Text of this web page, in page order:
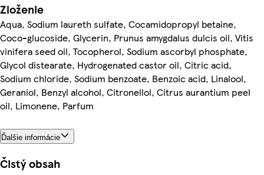
Zloženie
Aqua, Sodium laureth sulfate, Cocamidopropyl betaine,
Coco-glucoside, Glycerin, Prunus amygdalus dulcis oil, Vitis
vinifera seed oil, Tocopherol, Sodium ascorbyl phosphate,
Glycol distearate, Hydrogenated castor oil, Citric acid,
Sodium chloride, Sodium benzoate, Benzoic acid, Linalool,
Geraniol, Benzyl alcohol, Citronellol, Citrus aurantium peel
oil, Limonene, Parfum
Ďalšie informácie
Čistý obsah